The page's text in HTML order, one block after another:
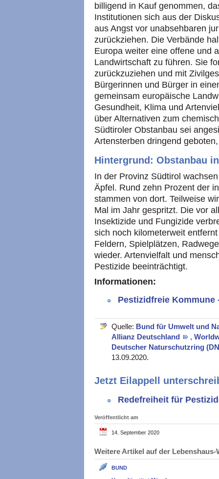
billigend in Kauf genommen,
Institutionen sich aus der
aus Angst vor unabsehbaren
zurückziehen. Die Verbände
Europa weiter eine offene und
Landwirtschaft zu führen. Sie
zurückzuziehen und mit
Bürgerinnen und Bürger in
gemeinsam europäische
Gesundheit, Klima und
über Alternativen zum
Südtiroler Obstanbau sei
Artensterben dringend
Hintergrund: Obstanbau
In der Provinz Südtirol
Äpfel. Rund zehn Prozent der
stammen von dort. Teilweise
Mal im Jahr gespritzt. Die vor
Insektizide und Fungizide
sich noch kilometerweit
Feldern, Spielplätzen,
wieder. Artenvielfalt und
Pestizide beeinträchtigt.
Informationen:
Pestizidfreie Kommune
Quelle: Bund für Umwelt und
Allianz Deutschland
,
Deutscher Naturschutzring
13.09.2020.
Jetzt Eilappell
Redefreiheit für
Veröffentlicht am
14. September 2020
Weitere Artikel auf der
BUND